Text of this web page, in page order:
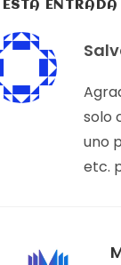
ESTA
solo
uno
etc.